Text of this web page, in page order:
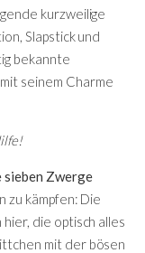
kurzweilige
Slapstick und
bekannte
seinem Charme
sieben Zwerge
zu kämpfen: Die
die optisch alles
mit der bösen